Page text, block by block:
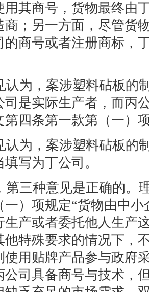
用其商号，货物最终由
商；另一方面，尽管货
的商号或者注册商标，
认为，案涉塑料砧板的
司是实际生产者，而丙
第四条第一款第（一）
认为，案涉塑料砧板的
写为丁公司。
第三种意见是正确的。
一）项规定“货物由中
生产或者委托他人生产
他特殊要求的情况下，
使用贴牌产品参与政府
公司具备商号与技术，